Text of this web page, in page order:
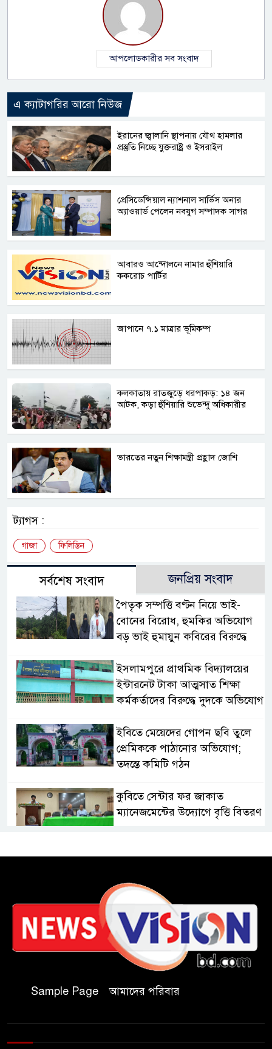
আপলোডকারীর সব সংবাদ
এ ক্যাটাগরির আরো নিউজ
ইরানের জ্বালানি স্থাপনায় যৌথ হামলার
প্রস্তুতি নিচ্ছে যুক্তরাষ্ট্র ও ইসরাইল
প্রেসিডেন্সিয়াল ন্যাশনাল সার্ভিস অনার
অ্যাওয়ার্ড পেলেন নবযুগ সম্পাদক সাগর
আবারও আন্দোলনে নামার হুঁশিয়ারি
ককরোচ পার্টির
জাপানে ৭.১ মাত্রার ভূমিকম্প
কলকাতায় রাতজুড়ে ধরপাকড়: ১৪ জন
আটক, কড়া হুঁশিয়ারি শুভেন্দু অধিকারীর
ভারতের নতুন শিক্ষামন্ত্রী প্রহ্লাদ জোশি
ট্যাগস :
গাজা ফিলিস্তিন
সর্বশেষ সংবাদ জনপ্রিয় সংবাদ
পৈতৃক সম্পত্তি বণ্টন নিয়ে ভাই-
বোনের বিরোধ, হুমকির অভিযোগ
বড় ভাই হুমায়ুন কবিরের বিরুদ্ধে
​ইসলামপুরে প্রাথমিক বিদ্যালয়ের
ইন্টারনেট টাকা আত্মসাত শিক্ষা
কর্মকর্তাদের বিরুদ্ধে দুদকে অভিযোগ
ইবিতে মেয়েদের গোপন ছবি তুলে
প্রেমিককে পাঠানোর অভিযোগ;
তদন্তে কমিটি গঠন
কুবিতে সেন্টার ফর জাকাত
ম্যানেজমেন্টের উদ্যোগে বৃত্তি বিতরণ
চকরিয়ায় ফাঁসিয়াখালী সরকারি
প্রাথমিক বিদ্যালয়ের ম্যানেজিং
কমিটির সভাপতি নির্বাচিত মো.
আবদুল আলিম
জুলাই আন্দোলন হয়েছিল
ফ্যাসিবাদী সমাজব্যবস্থার
Sample Page আমাদের পরিবার